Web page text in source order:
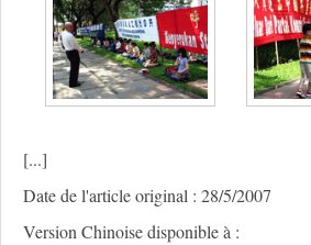
[...]
Date de l'article original : 28/5/2007
Version Chinoise disponible à :